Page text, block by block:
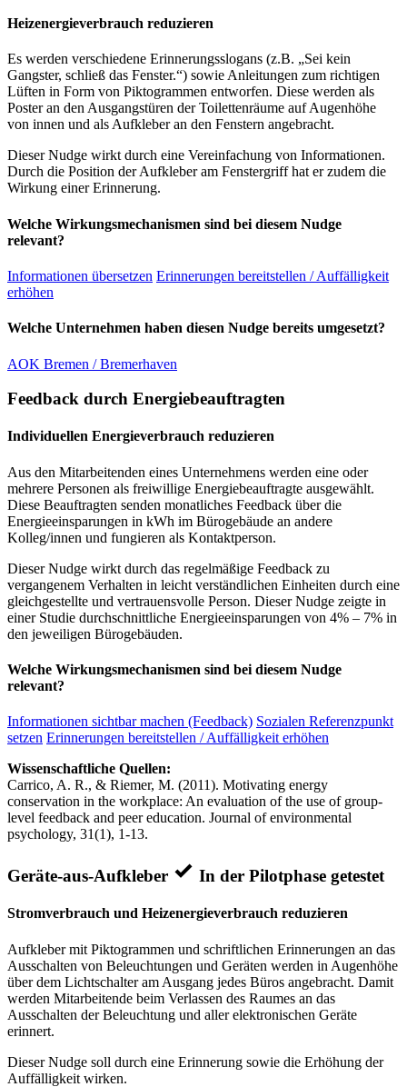
Heizenergieverbrauch reduzieren
Es werden verschiedene Erinnerungsslogans (z.B. „Sei kein
Gangster, schließ das Fenster.“) sowie Anleitungen zum richtigen
Lüften in Form von Piktogrammen entworfen. Diese werden als
Poster an den Ausgangstüren der Toilettenräume auf Augenhöhe
von innen und als Aufkleber an den Fenstern angebracht.
Dieser Nudge wirkt durch eine Vereinfachung von Informationen.
Durch die Position der Aufkleber am Fenstergriff hat er zudem die
Wirkung einer Erinnerung.
Welche Wirkungsmechanismen sind bei diesem Nudge
relevant?
Informationen übersetzen Erinnerungen bereitstellen / Auffälligkeit
erhöhen
Welche Unternehmen haben diesen Nudge bereits umgesetzt?
AOK Bremen / Bremerhaven
Feedback durch Energiebeauftragten
Individuellen Energieverbrauch reduzieren
Aus den Mitarbeitenden eines Unternehmens werden eine oder
mehrere Personen als freiwillige Energiebeauftragte ausgewählt.
Diese Beauftragten senden monatliches Feedback über die
Energieeinsparungen in kWh im Bürogebäude an andere
Kolleg/innen und fungieren als Kontaktperson.
Dieser Nudge wirkt durch das regelmäßige Feedback zu
vergangenem Verhalten in leicht verständlichen Einheiten durch eine
gleichgestellte und vertrauensvolle Person. Dieser Nudge zeigte in
einer Studie durchschnittliche Energieeinsparungen von 4% – 7% in
den jeweiligen Bürogebäuden.
Welche Wirkungsmechanismen sind bei diesem Nudge
relevant?
Informationen sichtbar machen (Feedback) Sozialen Referenzpunkt
setzen Erinnerungen bereitstellen / Auffälligkeit erhöhen
Wissenschaftliche Quellen:
Carrico, A. R., & Riemer, M. (2011). Motivating energy
conservation in the workplace: An evaluation of the use of group-
level feedback and peer education. Journal of environmental
psychology, 31(1), 1-13.
Geräte-aus-Aufkleber In der Pilotphase getestet
Stromverbrauch und Heizenergieverbrauch reduzieren
Aufkleber mit Piktogrammen und schriftlichen Erinnerungen an das
Ausschalten von Beleuchtungen und Geräten werden in Augenhöhe
über dem Lichtschalter am Ausgang jedes Büros angebracht. Damit
werden Mitarbeitende beim Verlassen des Raumes an das
Ausschalten der Beleuchtung und aller elektronischen Geräte
erinnert.
Dieser Nudge soll durch eine Erinnerung sowie die Erhöhung der
Auffälligkeit wirken.